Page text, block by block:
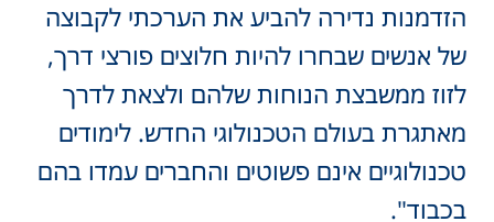
הזדמנות נדירה להביע את הערכתי לקבוצה
של אנשים שבחרו להיות חלוצים פורצי דרך,
לזוז ממשבצת הנוחות שלהם ולצאת לדרך
מאתגרת בעולם הטכנולוגי החדש. לימודים
טכנולוגיים אינם פשוטים והחברים עמדו בהם
בכבוד".